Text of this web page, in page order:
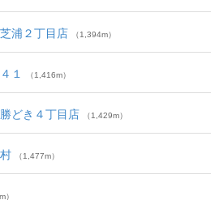
浦２丁目店 （1,394m）
１ （1,416m）
どき４丁目店 （1,429m）
（1,477m）
）